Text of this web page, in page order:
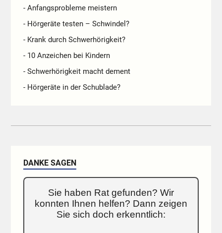
- Anfangsprobleme meistern
- Hörgeräte testen – Schwindel?
- Krank durch Schwerhörigkeit?
- 10 Anzeichen bei Kindern
- Schwerhörigkeit macht dement
- Hörgeräte in der Schublade?
DANKE SAGEN
Sie haben Rat gefunden? Wir
konnten Ihnen helfen? Dann zeigen
Sie sich doch erkenntlich: